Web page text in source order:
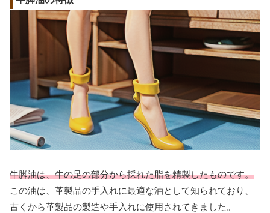
牛脚油は、牛の足の部分から採れた脂を精製したものです。
この油は、革製品の手入れに最適な油として知られており、
古くから革製品の製造や手入れに使用されてきました。